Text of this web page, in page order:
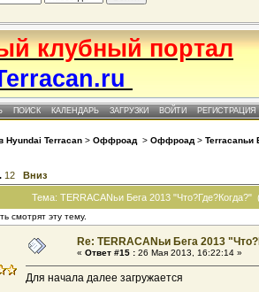
клубный портал
ПОИСК КАЛЕНДАРЬ ЗАГРУЗКИ ВОЙТИ РЕГИСТРАЦИЯ
Hyundai Terracan > Оффроад > Оффроад > Terracanьи
12 Вниз
Тема: TERRACANьи Бега 2013 "Что?Где?Когда?"
смотрят эту тему.
Re: TERRACANьи Бега 2013
« Ответ #15 : 26 Мая 2013, 16:22:14 »
Для начала далее загружается